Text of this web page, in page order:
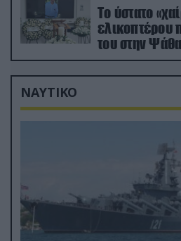
Το ύστατο
ελικοπτέρου
του στην
ΝΑΥΤΙΚΟ